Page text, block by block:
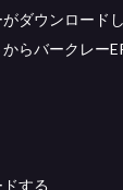
ダウンロード
らバークレー
する